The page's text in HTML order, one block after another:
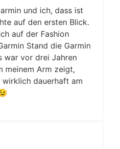
und ich, dass ist
auf den ersten Blick.
auf der Fashion
Stand die Garmin
war vor drei Jahren
meinem Arm zeigt,
dauerhaft am